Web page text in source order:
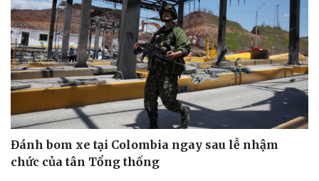
Du lịch
Tư vấn
Săn Tour
Podcast
Câu chuyện thời sự
Đọc truyện đêm khuya
Cửa sổ tình yêu
Kể chuyện cho bé
Đánh bom xe tại Colombia ngay sau lễ nhậm
chức của tân Tổng thống